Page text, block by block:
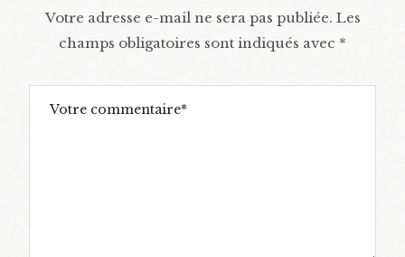
Votre adresse e-mail ne sera pas publiée. Les
champs obligatoires sont indiqués avec *